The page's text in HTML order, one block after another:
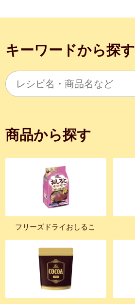
キーワードから探す
商品から探す
フリーズドライおしるこ